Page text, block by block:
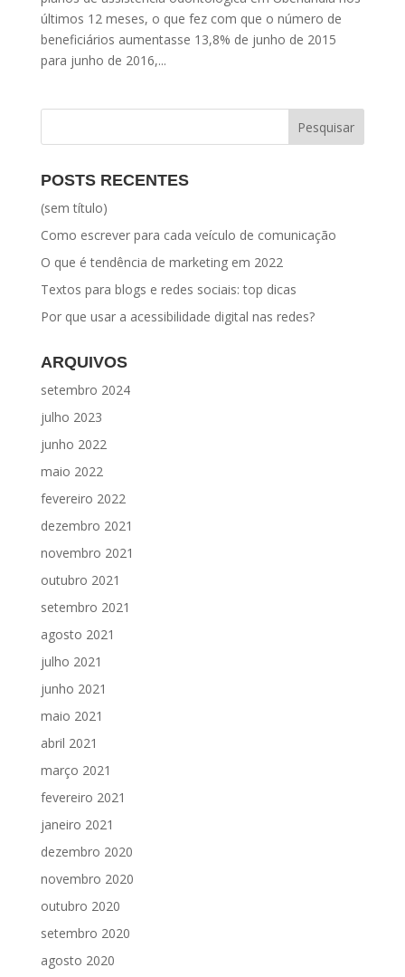
últimos 12 meses, o que fez com que o número de
beneficiários aumentasse 13,8% de junho de 2015
para junho de 2016,...
POSTS RECENTES
(sem título)
Como escrever para cada veículo de comunicação
O que é tendência de marketing em 2022
Textos para blogs e redes sociais: top dicas
Por que usar a acessibilidade digital nas redes?
ARQUIVOS
setembro 2024
julho 2023
junho 2022
maio 2022
fevereiro 2022
dezembro 2021
novembro 2021
outubro 2021
setembro 2021
agosto 2021
julho 2021
junho 2021
maio 2021
abril 2021
março 2021
fevereiro 2021
janeiro 2021
dezembro 2020
novembro 2020
outubro 2020
setembro 2020
agosto 2020